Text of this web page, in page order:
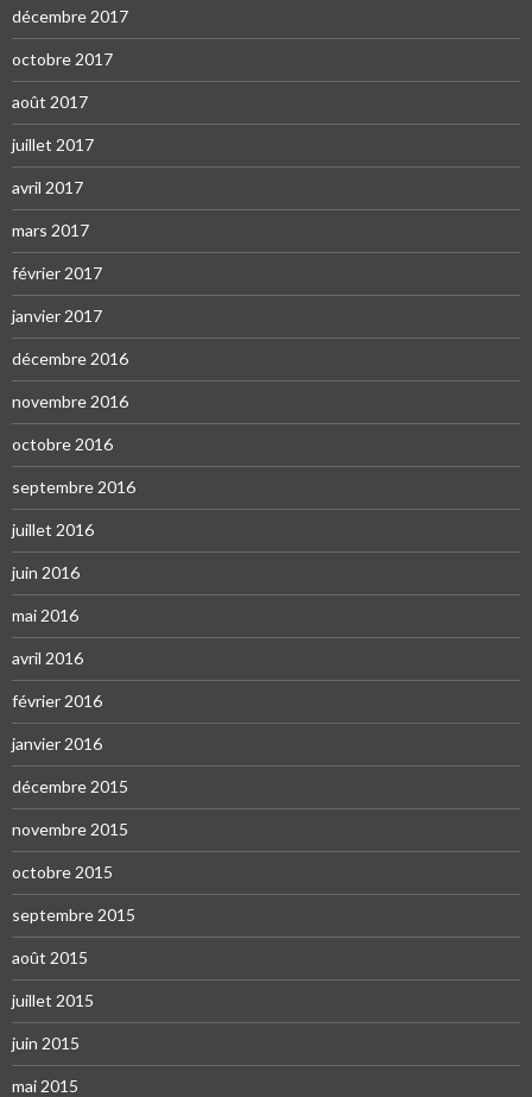
décembre 2017
octobre 2017
août 2017
juillet 2017
avril 2017
mars 2017
février 2017
janvier 2017
décembre 2016
novembre 2016
octobre 2016
septembre 2016
juillet 2016
juin 2016
mai 2016
avril 2016
février 2016
janvier 2016
décembre 2015
novembre 2015
octobre 2015
septembre 2015
août 2015
juillet 2015
juin 2015
mai 2015